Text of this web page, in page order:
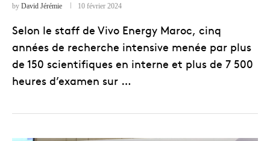
by David Jérémie 10 février 2024
Selon le staff de Vivo Energy Maroc, cinq
années de recherche intensive menée par plus
de 150 scientifiques en interne et plus de 7 500
heures d’examen sur …